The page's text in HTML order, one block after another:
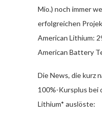
Mio.) noch immer
erfolgreichen
American Lithium:
American Battery
Die News, die kurz
100%-Kursplus bei
Lithium* auslöste: